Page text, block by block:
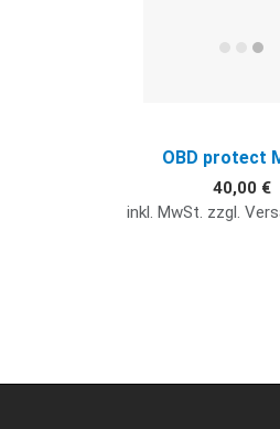
OBD protect
40,00 €
inkl. MwSt. zzgl.